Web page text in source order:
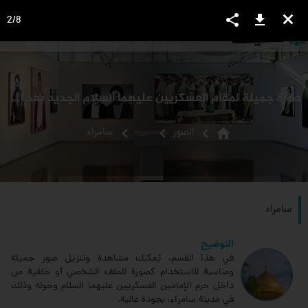
view_headline
صورة جميلة لمقام العسكريين عليهما السلام الجديد بعد إعادة بناءه
home الصور ... سامراء
سامراء
التوضيح
في هذا القسم، يُمكنك مشاهدة وتنزيل صور جميلة
ومناسبة للاستخدام كصورة للملف الشخصي أو خلفية من
داخل حرم الإمامين العسكريين عليهما السلام وحوله وذلك
في مدينة سامراء، بجودة عالية.
close
download
share
2/8